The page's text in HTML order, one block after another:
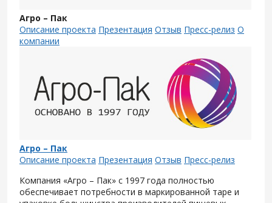
Агро – Пак
Описание проекта Презентация Отзыв Пресс-релиз О
компании
Агро – Пак
Описание проекта Презентация Отзыв Пресс-релиз
Компания «Агро – Пак» с 1997 года полностью
обеспечивает потребности в маркированной таре и